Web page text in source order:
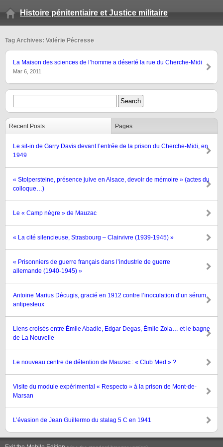
Histoire pénitentiaire et Justice militaire
Tag Archives: Valérie Pécresse
La Maison des sciences de l’homme a déserté la rue du Cherche-Midi
Mar 6, 2011
Recent Posts Pages
Le sit-in de Garry Davis devant l’entrée de la prison du Cherche-Midi, en
1949
« Stolpersteine, présence juive en Alsace, devoir de mémoire » (actes du
colloque…)
Le « Camp nègre » de Mauzac
« La cité silencieuse, Strasbourg – Clairvivre (1939-1945) »
« Prisonniers de guerre français dans l’industrie de guerre
allemande (1940-1945) »
Antoine Marius Décugis, gracié en 1912 contre l’inoculation d’un sérum
antipesteux
Liens croisés entre Émile Abadie, Edgar Degas, Émile Zola… et le bagne
de La Nouvelle
Le nouveau centre de détention de Mauzac : « Club Med » ?
Visite du module expérimental « Respecto » à la prison de Mont-de-
Marsan
L’évasion de Jean Guillermo du stalag 5 C en 1941